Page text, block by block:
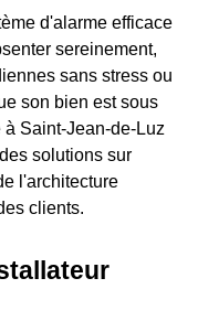
d'alarme efficace
sereinement,
sans stress ou
son bien est sous
Saint-Jean-de-Luz
solutions sur
l'architecture
clients.